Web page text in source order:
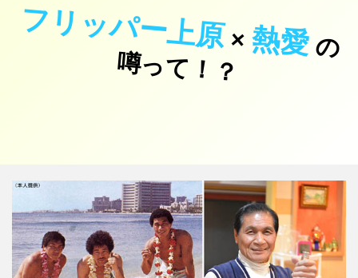
フリッパー上原×熱愛の
噂
っ
て
！
？